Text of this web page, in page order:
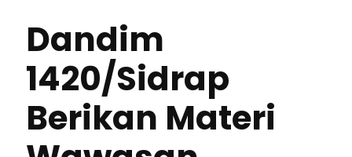
Dandim
1420/Sidrap
Berikan Materi